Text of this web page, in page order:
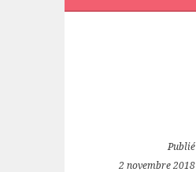
Publié
2 novembre 2018